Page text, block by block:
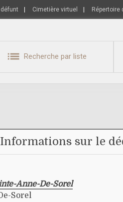
Cimetière virtuel Répertoire
Recherche par liste
Informations sur le
Anne-De-Sorel
Sorel